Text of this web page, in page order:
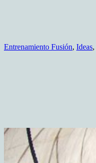
Entrenamiento Fusión, Ideas,